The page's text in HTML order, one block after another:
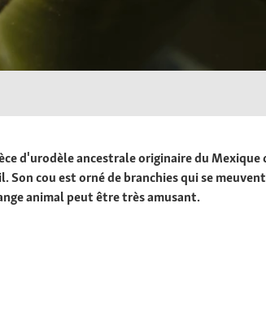
d'urodèle ancestrale originaire du
cou est orné de branchies qui se
animal peut être très amusant.